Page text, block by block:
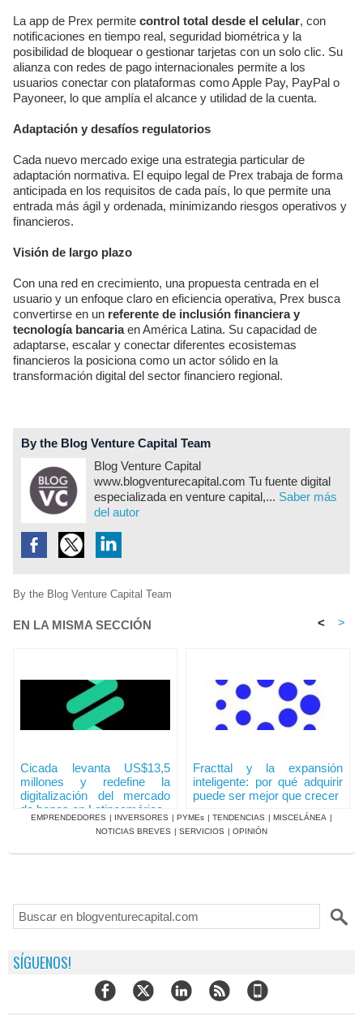
La app de Prex permite control total desde el celular, con
notificaciones en tiempo real, seguridad biométrica y la
posibilidad de bloquear o gestionar tarjetas con un solo clic. Su
alianza con redes de pago internacionales permite a los
usuarios conectar con plataformas como Apple Pay, PayPal o
Payoneer, lo que amplía el alcance y utilidad de la cuenta.
Adaptación y desafíos regulatorios
Cada nuevo mercado exige una estrategia particular de
adaptación normativa. El equipo legal de Prex trabaja de forma
anticipada en los requisitos de cada país, lo que permite una
entrada más ágil y ordenada, minimizando riesgos operativos y
financieros.
Visión de largo plazo
Con una red en crecimiento, una propuesta centrada en el
usuario y un enfoque claro en eficiencia operativa, Prex busca
convertirse en un referente de inclusión financiera y
tecnología bancariaen América Latina. Su capacidad de
adaptarse, escalar y conectar diferentes ecosistemas
financieros la posiciona como un actor sólido en la
transformación digital del sector financiero regional.
By the Blog Venture Capital Team
Blog Venture Capital
www.blogventurecapital.com Tu fuente digital
especializada en venture capital,... Saber más
del autor
By the Blog Venture Capital Team
EN LA MISMA SECCIÓN < >
Cicada levanta US$13,5
millones y redefine la
digitalización del mercado
de bonos en Latinoamérica
Fracttal y la expansión
inteligente: por qué adquirir
puede ser mejor que crecer
EMPRENDEDORES | INVERSORES | PYMEs | TENDENCIAS | MISCELÁNEA |
NOTICIAS BREVES | SERVICIOS | OPINIÓN
SÍGUENOS!